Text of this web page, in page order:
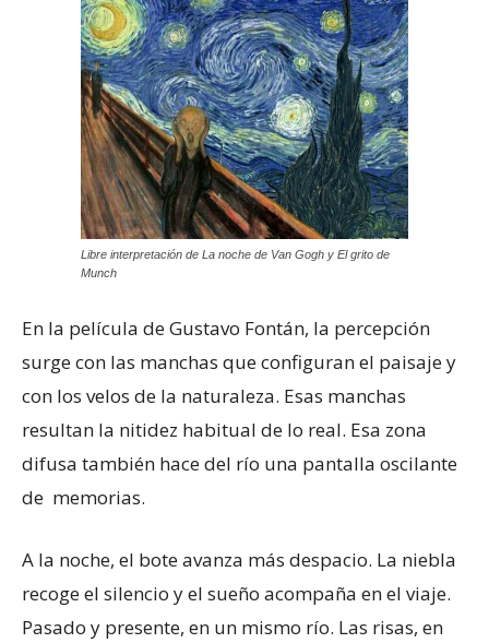
Libre interpretación de La noche de Van Gogh y El grito de
Munch
En la película de Gustavo Fontán, la percepción
surge con las manchas que configuran el paisaje y
con los velos de la naturaleza. Esas manchas
resultan la nitidez habitual de lo real. Esa zona
difusa también hace del río una pantalla oscilante
de memorias.
A la noche, el bote avanza más despacio. La niebla
recoge el silencio y el sueño acompaña en el viaje.
Pasado y presente, en un mismo río. Las risas, en